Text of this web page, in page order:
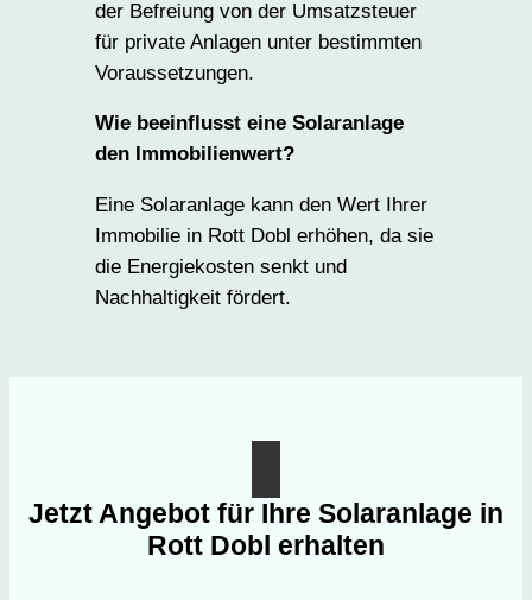
der Befreiung von der Umsatzsteuer
für private Anlagen unter bestimmten
Voraussetzungen.
Wie beeinflusst eine Solaranlage
den Immobilienwert?
Eine Solaranlage kann den Wert Ihrer
Immobilie in Rott Dobl erhöhen, da sie
die Energiekosten senkt und
Nachhaltigkeit fördert.
Jetzt Angebot für Ihre Solaranlage in
Rott Dobl erhalten